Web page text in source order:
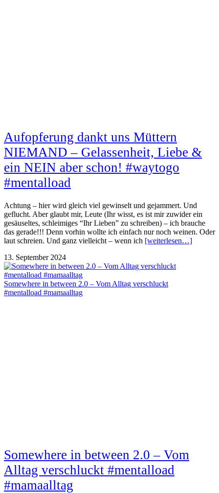
Aufopferung dankt uns Müttern
NIEMAND – Gelassenheit, Liebe &
ein NEIN aber schon! #waytogo
#mentalload
Achtung – hier wird gleich viel gewinselt und gejammert. Und
geflucht. Aber glaubt mir, Leute (Ihr wisst, es ist mir zuwider ein
gesäuseltes, schleimiges “Ihr Lieben” zu schreiben) – ich brauche
das gerade!!! Denn vorhin wollte ich einfach nur noch weinen. Oder
laut schreien. Und ganz vielleicht – wenn ich [weiterlesen…]
13. September 2024
Somewhere in between 2.0 – Vom Alltag verschluckt
#mentalload #mamaalltag
Somewhere in between 2.0 – Vom
Alltag verschluckt #mentalload
#mamaalltag